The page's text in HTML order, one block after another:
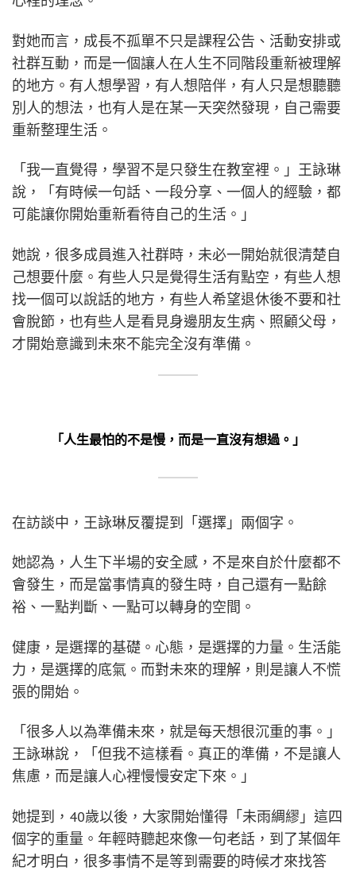
對她而言，成長不孤單不只是課程公告、活動安排或
社群互動，而是一個讓人在人生不同階段重新被理解
的地方。有人想學習，有人想陪伴，有人只是想聽聽
別人的想法，也有人是在某一天突然發現，自己需要
重新整理生活。
「我一直覺得，學習不是只發生在教室裡。」王詠琳
說，「有時候一句話、一段分享、一個人的經驗，都
可能讓你開始重新看待自己的生活。」
她說，很多成員進入社群時，未必一開始就很清楚自
己想要什麼。有些人只是覺得生活有點空，有些人想
找一個可以說話的地方，有些人希望退休後不要和社
會脫節，也有些人是看見身邊朋友生病、照顧父母，
才開始意識到未來不能完全沒有準備。
「人生最怕的不是慢，而是一直沒有想過。」
在訪談中，王詠琳反覆提到「選擇」兩個字。
她認為，人生下半場的安全感，不是來自於什麼都不
會發生，而是當事情真的發生時，自己還有一點餘
裕、一點判斷、一點可以轉身的空間。
健康，是選擇的基礎。心態，是選擇的力量。生活能
力，是選擇的底氣。而對未來的理解，則是讓人不慌
張的開始。
「很多人以為準備未來，就是每天想很沉重的事。」
王詠琳說，「但我不這樣看。真正的準備，不是讓人
焦慮，而是讓人心裡慢慢安定下來。」
她提到，40歲以後，大家開始懂得「未雨綢繆」這四
個字的重量。年輕時聽起來像一句老話，到了某個年
紀才明白，很多事情不是等到需要的時候才來找答